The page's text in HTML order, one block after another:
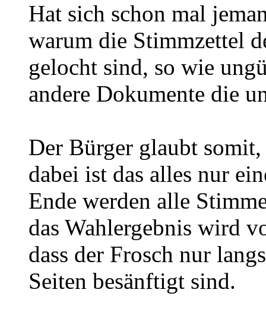
Hat sich schon mal
warum die Stimmzettel
gelocht sind, so wie
andere Dokumente die
Der Bürger glaubt
dabei ist das alles nur
Ende werden alle
das Wahlergebnis wird
dass der Frosch nur
Seiten besänftigt sind.